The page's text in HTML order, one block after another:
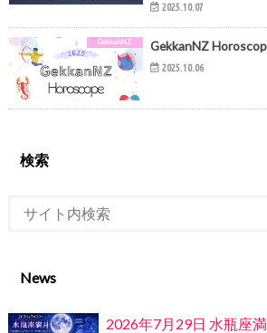
2025.10.07
GekkanNZ GekkanNZ
2025.10.06
検索
News
2026年7月29日 水瓶座